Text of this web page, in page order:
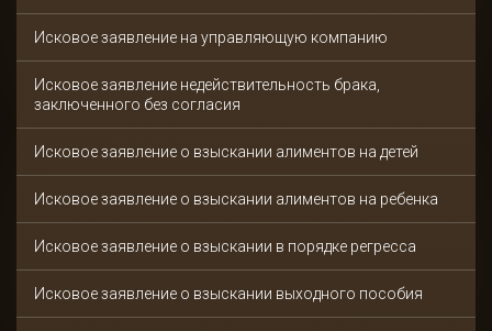
Исковое заявление на управляющую компанию
Исковое заявление недействительность брака,
заключенного без согласия
Исковое заявление о взыскании алиментов на детей
Исковое заявление о взыскании алиментов на ребенка
Исковое заявление о взыскании в порядке регресса
Исковое заявление о взыскании выходного пособия